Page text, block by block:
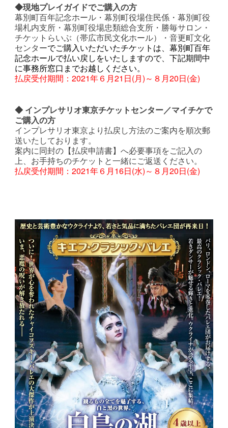
◆現地プレイガイドでご購入の方
幕別町百年記念ホール・幕別町役場住民係・幕別町役
場札内支所・幕別町役場忠類総合支所・勝毎サロン・
チケットらいぶ（帯広市民文化ホール）・音更町文化
センターでご購入いただいたチケットは、幕別町百年
記念ホールで払い戻しをいたしますので、下記期間中
に事務所窓口までお越しください。
払戻受付期間：2021年６月21日(月)～８月20日(金)
◆ インプレサリオ東京チケットセンター／マイチケで
ご購入の方
インプレサリオ東京より払戻し方法のご案内を順次郵
送いたしております。
案内に同封の【払戻申請書】へ必要事項をご記入の
上、お手持ちのチケットと一緒にご返送ください。
払戻受付期間：2021年６月16日(水)～８月20日(金)